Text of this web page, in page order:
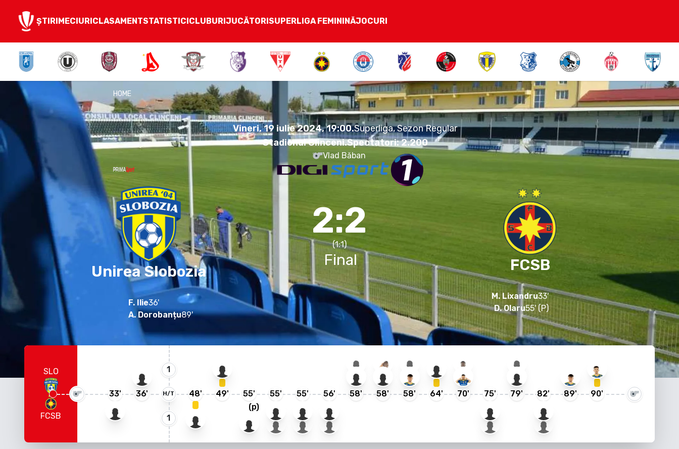
ȘTIRIMECIURICLASAMENTSTATISTICICLUBURIJUCĂTORISUPERLIGA FEMININĂJOCURI
HOME
Vineri, 19 iulie 2024, 19:00.Superliga, Sezon Regular
Stadionul Clinceni.Spectatori:2.200
Vlad Băban
Unirea Slobozia
F. Ilie36'
A. Dorobanțu89'
2:2
(1:1)
Final FCSB
M. Lixandru33'
D. Olaru55' (P)
Unirea Slobozia
2:2
FCSB
Vineri, 19 iulie 2024.19:00
SLO
FCSB
33' 36'
1
H/T
1
48' 49'
(p)
55' 55' 55' 56' 58' 58' 58' 64' 70' 75' 79' 82' 89' 90'